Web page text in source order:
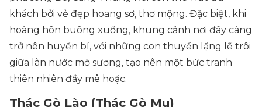
khách bởi vẻ đẹp hoang sơ, thơ mộng. Đặc biệt, khi
hoàng hôn buông xuống, khung cảnh nơi đây càng
trở nên huyền bí, với những con thuyền lặng lẽ trôi
giữa làn nước mờ sương, tạo nên một bức tranh
thiên nhiên đầy mê hoặc.
Thác Gò Lào (Thác Gò Mu)